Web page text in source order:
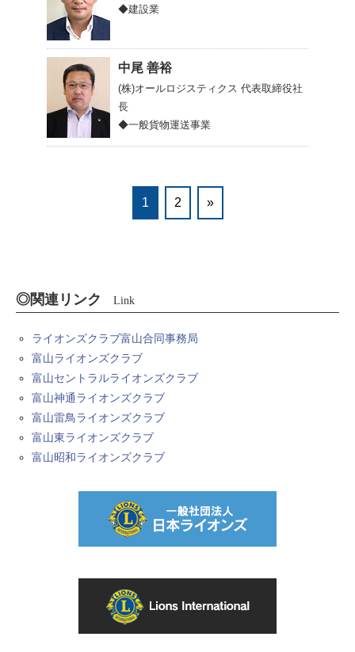
◆建設業
中尾 善裕
(株)オールロジスティクス 代表取締役社
長
◆一般貨物運送事業
1 2 »
◎関連リンク Link
ライオンズクラブ富山合同事務局
富山ライオンズクラブ
富山セントラルライオンズクラブ
富山神通ライオンズクラブ
富山雷鳥ライオンズクラブ
富山東ライオンズクラブ
富山昭和ライオンズクラブ